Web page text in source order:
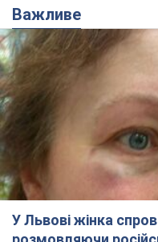
Важливе
У Львові жінка